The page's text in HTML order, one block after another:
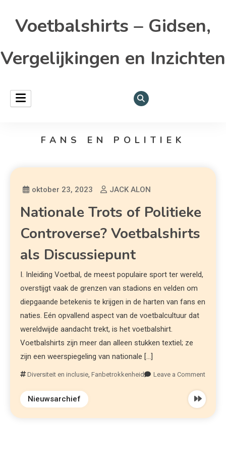
Voetbalshirts – Gidsen,
Vergelijkingen en Inzichten
FANS EN POLITIEK
oktober 23, 2023 JACK ALON
Nationale Trots of Politieke
Controverse? Voetbalshirts
als Discussiepunt
I. Inleiding Voetbal, de meest populaire sport ter wereld,
overstijgt vaak de grenzen van stadions en velden om
diepgaande betekenis te krijgen in de harten van fans en
naties. Eén opvallend aspect van de voetbalcultuur dat
wereldwijde aandacht trekt, is het voetbalshirt.
Voetbalshirts zijn meer dan alleen stukken textiel; ze
zijn een weerspiegeling van nationale […]
Diversiteit en inclusie,Fanbetrokkenheid Leave a Comment
Nieuwsarchief